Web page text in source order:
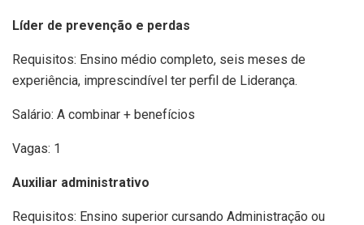
Líder de prevenção e perdas
Requisitos: Ensino médio completo, seis meses de
experiência, imprescindível ter perfil de Liderança.
Salário: A combinar + benefícios
Vagas: 1
Auxiliar administrativo
Requisitos: Ensino superior cursando Administração ou